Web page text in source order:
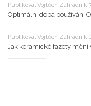
Publikoval Vojtěch Zahradník
Optimální doba používání
Publikoval Vojtěch Zahradník
Jak keramické fazety mění